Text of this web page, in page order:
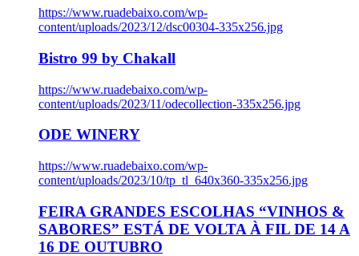
https://www.ruadebaixo.com/wp-
content/uploads/2023/12/dsc00304-335x256.jpg
Bistro 99 by Chakall
https://www.ruadebaixo.com/wp-
content/uploads/2023/11/odecollection-335x256.jpg
ODE WINERY
https://www.ruadebaixo.com/wp-
content/uploads/2023/10/tp_tl_640x360-335x256.jpg
FEIRA GRANDES ESCOLHAS “VINHOS &
SABORES” ESTÁ DE VOLTA À FIL DE 14 A
16 DE OUTUBRO